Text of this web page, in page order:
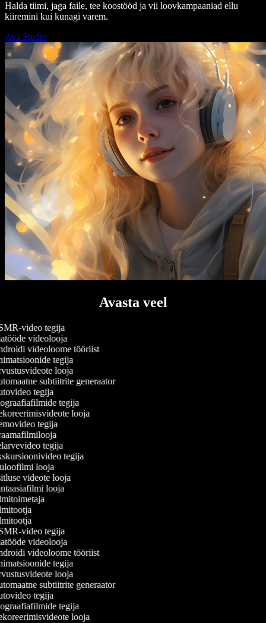
Halda tiimi, jaga faile, tee koostööd ja vii loovkampaaniad ellu
kiiremini kui kunagi varem.
Ava Studio
Avasta veel
video tegija
videolooja
videoloome tööriist
tegija
looja
subtiitrite generaator
tegija
tegija
looja
tegija
tegija
tegija
looja
videote looja
looja
video tegija
videolooja
videoloome tööriist
tegija
looja
subtiitrite generaator
tegija
tegija
looja